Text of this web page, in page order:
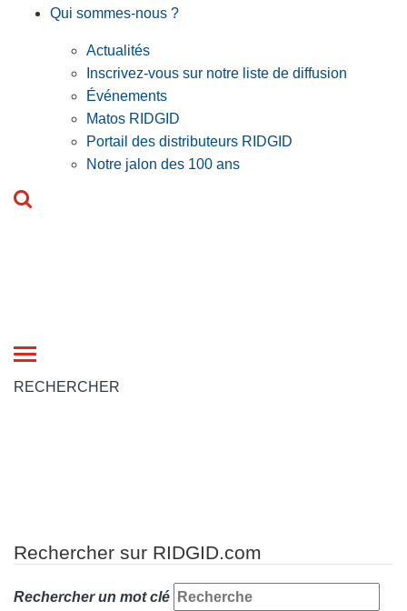
Qui sommes-nous ?
Actualités
Inscrivez-vous sur notre liste de diffusion
Événements
Matos RIDGID
Portail des distributeurs RIDGID
Notre jalon des 100 ans
Toggle
navigation
RECHERCHER
Rechercher sur RIDGID.com
Rechercher un mot clé